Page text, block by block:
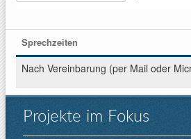
Sprechzeiten
Nach Vereinbarung (per Mail oder
Projekte im Fokus